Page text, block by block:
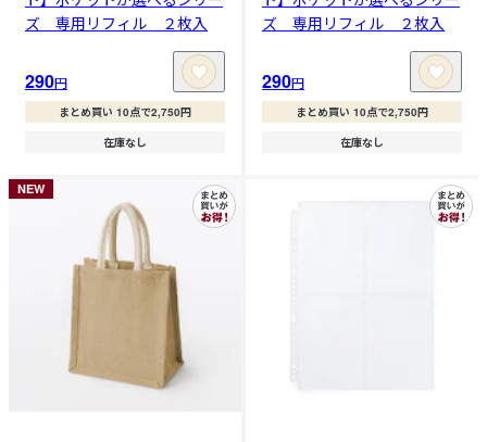
ズ 専用リフィル ２枚入
290円
まとめ買い 10点で2,750円
在庫なし
ズ 専用リフィル ２枚入
290円
まとめ買い 10点で2,750円
在庫なし
NEW